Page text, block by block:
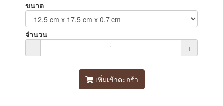
ขนาด
จำนวน
-
+
เพิ่มเข้าตะกร้า